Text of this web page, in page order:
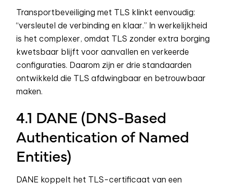
Transportbeveiliging met TLS klinkt eenvoudig:
“versleutel de verbinding en klaar.” In werkelijkheid
is het complexer, omdat TLS zonder extra borging
kwetsbaar blijft voor aanvallen en verkeerde
configuraties. Daarom zijn er drie standaarden
ontwikkeld die TLS afdwingbaar en betrouwbaar
maken.
4.1 DANE (DNS-Based
Authentication of Named
Entities)
DANE koppelt het TLS-certificaat van een